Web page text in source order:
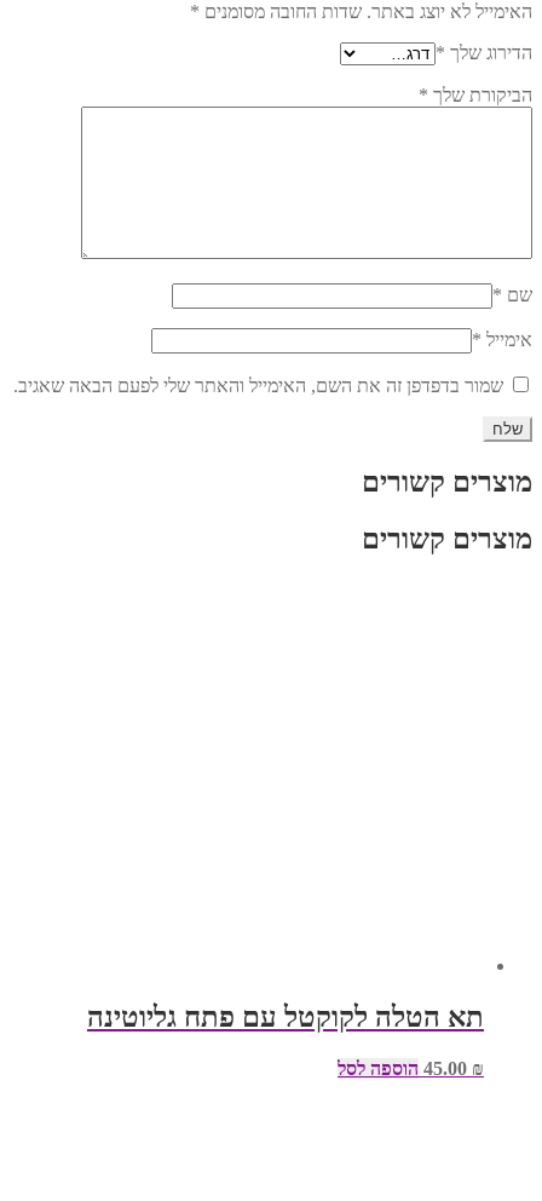
האימייל לא יוצג באתר. שדות החובה מסומנים *
הדירוג שלך *
הביקורת שלך *
שם *
אימייל *
שמור בדפדפן זה את השם, האימייל והאתר שלי לפעם הבאה שאגיב.
מוצרים קשורים
מוצרים קשורים
תא הטלה לקוקטל עם פתח גליוטינה
₪ הוספה לסל